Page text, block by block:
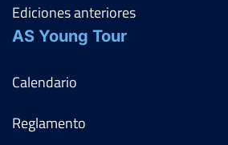
Ediciones anteriores
AS Young Tour
Calendario
Reglamento